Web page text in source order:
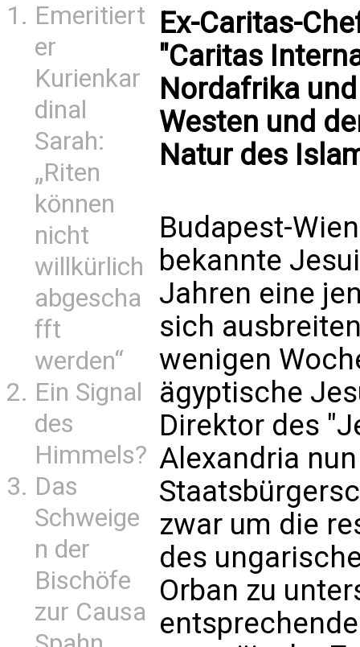
Emeritiert
er
Kurienkar
dinal
Sarah:
„Riten
können
nicht
willkürlich
abgescha
fft
werden“
Ein Signal
des
Himmels?
Das
Schweige
n der
Bischöfe
zur Causa
Ex-Caritas-
"Caritas
Nordafrika
Westen und
Natur des
Budapest-
bekannte
Jahren eine
sich
wenigen
ägyptische
Direktor des
Alexandria
zwar um die
des
Orban zu